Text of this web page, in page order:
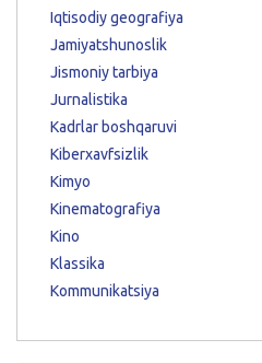
Iqtisodiy geografiya
Jamiyatshunoslik
Jismoniy tarbiya
Jurnalistika
Kadrlar boshqaruvi
Kiberxavfsizlik
Kimyo
Kinematografiya
Kino
Klassika
Kommunikatsiya